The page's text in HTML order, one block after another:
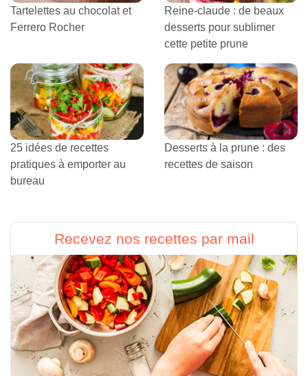
Tartelettes au chocolat et
Ferrero Rocher
Reine-claude : de beaux
desserts pour sublimer
cette petite prune
25 idées de recettes
pratiques à emporter au
bureau
Desserts à la prune : des
recettes de saison
Recevez nos recettes par mail